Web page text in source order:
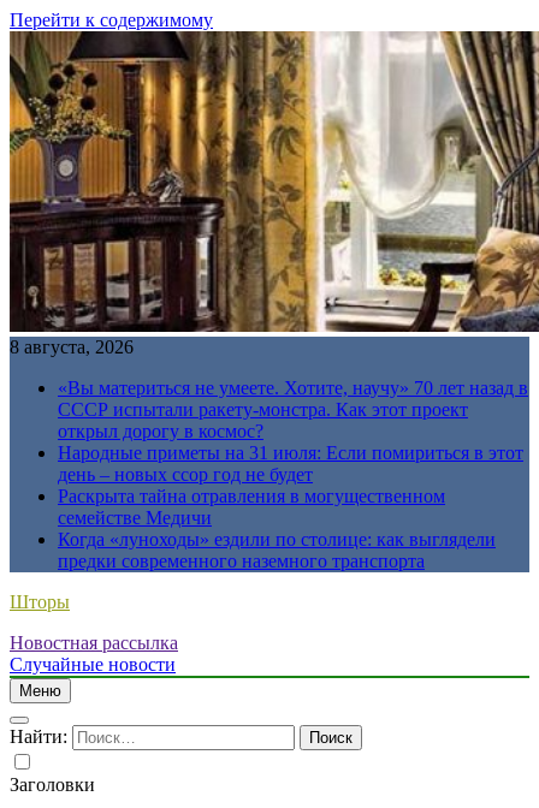
Перейти к содержимому
8 августа, 2026
«Вы материться не умеете. Хотите, научу» 70 лет назад в
СССР испытали ракету-монстра. Как этот проект
открыл дорогу в космос?
Народные приметы на 31 июля: Если помириться в этот
день – новых ссор год не будет
Раскрыта тайна отравления в могущественном
семействе Медичи
Когда «луноходы» ездили по столице: как выглядели
предки современного наземного транспорта
Шторы
Новостная рассылка
Случайные новости
Меню
Найти:
Заголовки